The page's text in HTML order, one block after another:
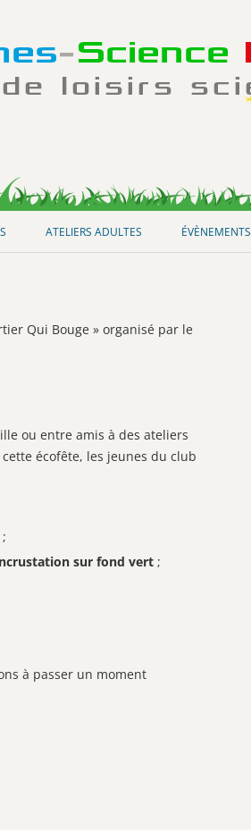
au
ATELIERS ADULTES ÉVÈNEMENTS
Qui Bouge » organisé par le
ou entre amis à des ateliers
cette écofête, les jeunes du club
sur fond vert ;
à passer un moment